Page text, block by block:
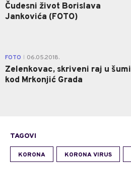
Čudesni život Borislava
Jankovića (FOTO)
FOTO 06.05.2018.
Zelenkovac, skriveni raj u šumi
kod Mrkonjić Grada
TAGOVI
KORONA KORONA VIRUS